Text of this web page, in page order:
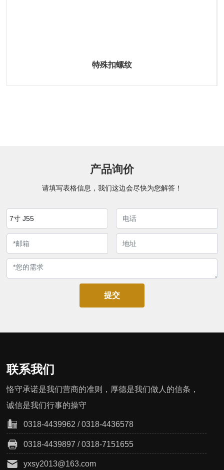
特殊扣螺纹
产品询价
请填写表格信息，我们这边会尽快为您解答！
7寸 J55
提交
联系我们
恪守承诺是我们营商的准则，厚德是我们做人的信条，
诚信是我们行事的操守
0318-4439962 /0318-4436578
0318-4439897 /0318-7151655
yxsy2013@163.com